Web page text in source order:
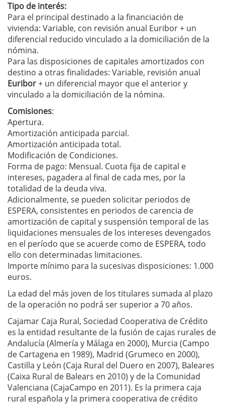
Tipo de interés:
Para el principal destinado a la financiación de
vivienda: Variable, con revisión anual Euribor + un
diferencial reducido vinculado a la domiciliación de la
nómina.
Para las disposiciones de capitales amortizados con
destino a otras finalidades: Variable, revisión anual
Euribor+ un diferencial mayor que el anterior y
vinculado a la domiciliación de la nómina.
Comisiones:
Apertura.
Amortización anticipada parcial.
Amortización anticipada total.
Modificación de Condiciones.
Forma de pago: Mensual. Cuota fija de capital e
intereses, pagadera al final de cada mes, por la
totalidad de la deuda viva.
Adicionalmente, se pueden solicitar periodos de
ESPERA, consistentes en periodos de carencia de
amortización de capital y suspensión temporal de las
liquidaciones mensuales de los intereses devengados
en el período que se acuerde como de ESPERA, todo
ello con determinadas limitaciones.
Importe mínimo para la sucesivas disposiciones: 1.000
euros.
La edad del más joven de los titulares sumada al plazo
de la operación no podrá ser superior a 70 años.
Cajamar Caja Rural, Sociedad Cooperativa de Crédito
es la entidad resultante de la fusión de cajas rurales de
Andalucía (Almería y Málaga en 2000), Murcia (Campo
de Cartagena en 1989), Madrid (Grumeco en 2000),
Castilla y León (Caja Rural del Duero en 2007), Baleares
(Caixa Rural de Balears en 2010) y de la Comunidad
Valenciana (CajaCampo en 2011). Es la primera caja
rural española y la primera cooperativa de crédito